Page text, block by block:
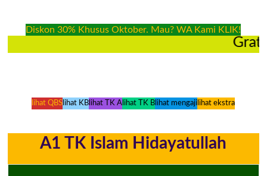
Diskon 30% Khusus Oktober. Mau? WA Kami KLIK!
Gratis Trial
lihat QBS lihat KB lihat TK A lihat TK B lihat mengaji lihat ekstra
A1 TK Islam Hidayatullah